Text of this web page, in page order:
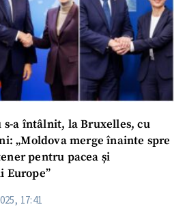
на русском
a întâlnit, la Bruxelles, cu
„Moldova merge înainte spre
pentru pacea și
Europe”
17:41